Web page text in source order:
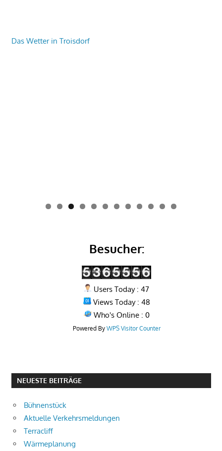
Das Wetter in Troisdorf
0 1 2
Besucher:
Users Today : 47
Views Today : 48
Who's Online : 0
Powered By WPS Visitor Counter
NEUESTE BEITRÄGE
Bühnenstück
Aktuelle Verkehrsmeldungen
Terracliff
Wärmeplanung